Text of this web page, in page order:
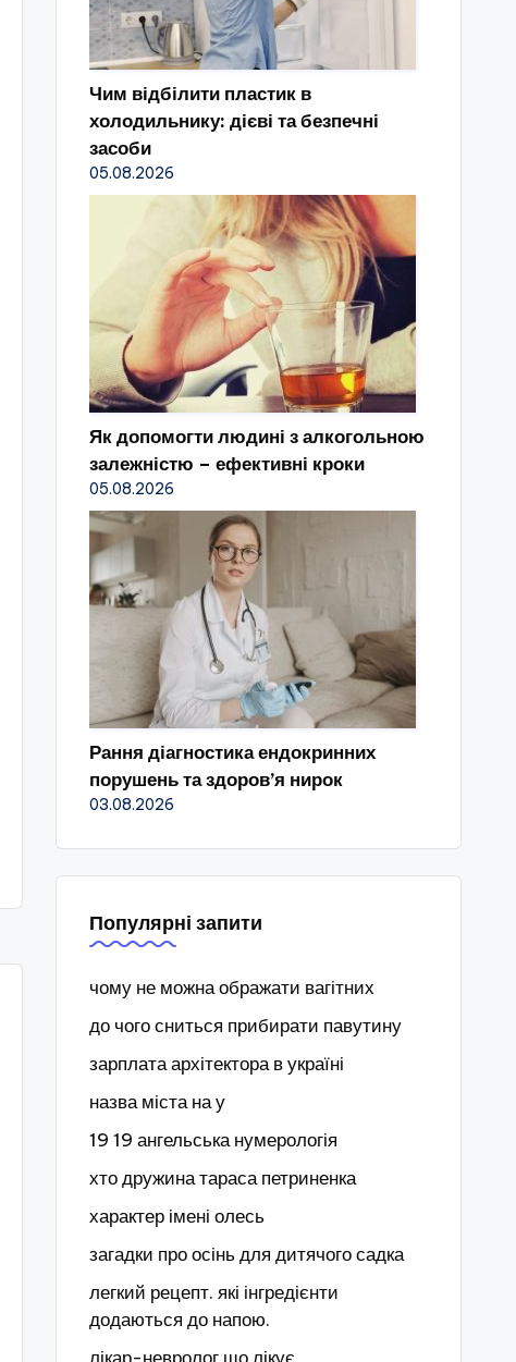
Чим відбілити пластик в
холодильнику: дієві та безпечні
засоби
05.08.2026
Як допомогти людині з алкогольною
залежністю – ефективні кроки
05.08.2026
Рання діагностика ендокринних
порушень та здоров’я нирок
03.08.2026
Популярні запити
чому не можна ображати вагітних
до чого сниться прибирати павутину
зарплата архітектора в україні
назва міста на у
19 19 ангельська нумерологія
хто дружина тараса петриненка
характер імені олесь
загадки про осінь для дитячого садка
легкий рецепт. які інгредієнти
додаються до напою.